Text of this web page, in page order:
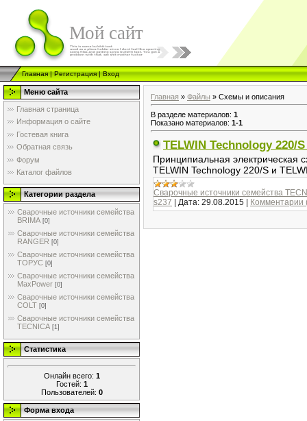
Мой сайт
Главная|Регистрация|Вход
Меню сайта
Главная страница
Информация о сайте
Гостевая книга
Обратная связь
Форум
Каталог файлов
Категории раздела
Сварочные источники семейства
BRIMA [0]
Сварочные источники семейства
RANGER [0]
Сварочные источники семейства
ТОРУС [0]
Сварочные источники семейства
MaxPower [0]
Сварочные источники семейства
COLT [0]
Сварочные источники семейства
TECNICA [1]
Статистика
Онлайн всего: 1
Гостей: 1
Пользователей: 0
Форма входа
Главная » Файлы » Схемы и описания
В разделе материалов: 1
Показано материалов: 1-1
TELWIN Technology 220/
Принципиальная электрическая
TELWIN Technology 220/S и
Сварочные источники семейства
s237
Дата: 29.08.2015 Комментарии